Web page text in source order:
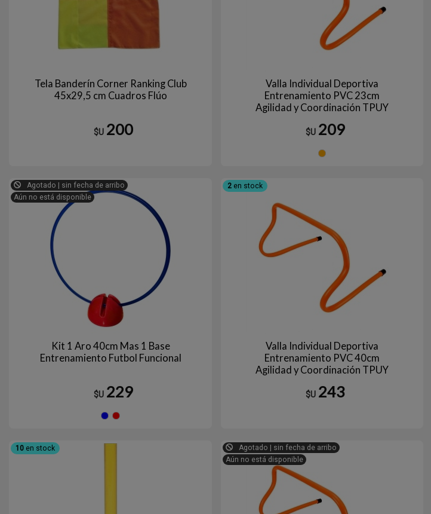
Tela Banderín Corner Ranking Club
45x29,5 cm Cuadros Flúo
$U 200
Valla Individual Deportiva
Entrenamiento PVC 23cm
Agilidad y Coordinación TPUY
$U 209
Agotado | sin fecha de arribo
Aún no está disponible
Kit 1 Aro 40cm Mas 1 Base
Entrenamiento Futbol Funcional
$U 229
2en stock
Valla Individual Deportiva
Entrenamiento PVC 40cm
Agilidad y Coordinación TPUY
$U 243
10 en stock
Agotado | sin fecha de arribo
Aún no está disponible